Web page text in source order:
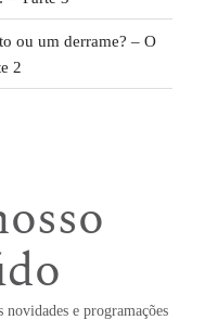
ou um derrame? – O
2
novidades e programações